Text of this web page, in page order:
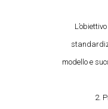
modello e
2.